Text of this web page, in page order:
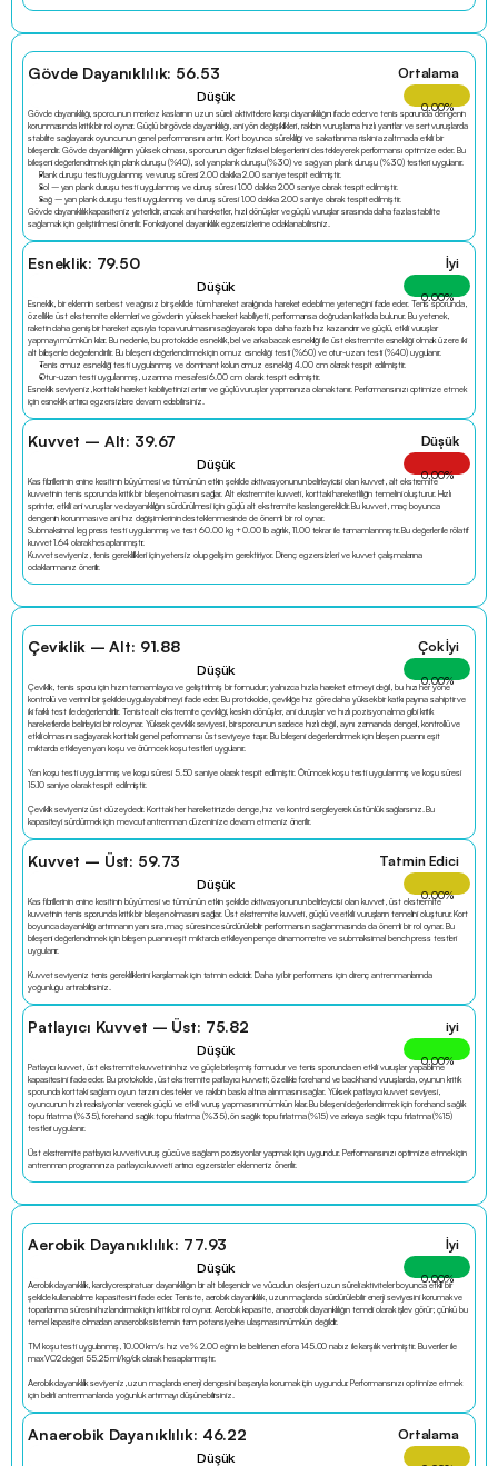
Gövde Dayanıklılık: 56.53
Ortalama
Düşük
0.00%
Gövde dayanıklılığı, sporcunun merkez kaslarının uzun süreli aktivitelere karşı dayanıklılığını ifade eder ve tenis sporunda dengenin
korunmasında kritik bir rol oynar. Güçlü bir gövde dayanıklılığı, ani yön değişiklikleri, rakibin vuruşlarına hızlı yanıtlar ve sert vuruşlarda
stabilite sağlayarak oyuncunun genel performansını artırır. Kort boyunca sürekliliği ve sakatlanma riskini azaltmada etkili bir
bileşendir. Gövde dayanıklılığının yüksek olması, sporcunun diğer fiziksel bileşenlerini destekleyerek performansı optimize eder. Bu
bileşeni değerlendirmek için plank duruşu (%40), sol yan plank duruşu (%30) ve sağ yan plank duruşu (%30) testleri uygulanır.
Plank duruşu testi uygulanmış ve vuruş süresi 2.00 dakika 2.00 saniye tespit edilmiştir.
Sol – yan plank duruşu testi uygulanmış ve duruş süresi 1.00 dakika 2.00 saniye olarak tespit edilmiştir.
Sağ – yan plank duruşu testi uygulanmış ve duruş süresi 1.00 dakika 2.00 saniye olarak tespit edilmiştir.
Gövde dayanıklılık kapasiteniz yeterlidir, ancak ani hareketler, hızlı dönüşler ve güçlü vuruşlar sırasında daha fazla stabilite
sağlamak için geliştirilmesi önerilir. Fonksiyonel dayanıklılık egzersizlerine odaklanabilirsiniz.
Esneklik: 79.50
İyi
Düşük
0.00%
Esneklik, bir eklemin serbest ve ağrısız bir şekilde tüm hareket aralığında hareket edebilme yeteneğini ifade eder. Tenis sporunda,
özellikle üst ekstremite eklemleri ve gövdenin yüksek hareket kabiliyeti, performansa doğrudan katkıda bulunur. Bu yetenek,
raketin daha geniş bir hareket açısıyla topa vurulmasını sağlayarak topa daha fazla hız kazandırır ve güçlü, etkili vuruşlar
yapmayı mümkün kılar. Bu nedenle, bu protokolde esneklik, bel ve arka bacak esnekliği ile üst ekstremite esnekliği olmak üzere iki
alt bileşenle değerlendirilir. Bu bileşeni değerlendirmek için omuz esnekliği testi (%60) ve otur-uzan testi (%40) uygulanır.
Tenis omuz esnekliği testi uygulanmış ve dominant kolun omuz esnekliği 4.00 cm olarak tespit edilmiştir.
Otur-uzan testi uygulanmış, uzanma mesafesi 6.00 cm olarak tespit edilmiştir.
Esneklik seviyeniz, korttaki hareket kabiliyetinizi artırır ve güçlü vuruşlar yapmanıza olanak tanır. Performansınızı optimize etmek
için esneklik artırıcı egzersizlere devam edebilirsiniz.
Kuvvet – Alt: 39.67
Düşük
Düşük
0.00%
Kas fibrillerinin enine kesitinin büyümesi ve tümünün etkin şekilde aktivasyonunun belirleyicisi olan kuvvet, alt ekstremite
kuvvetinin tenis sporunda kritik bir bileşen olmasını sağlar. Alt ekstremite kuvveti, korttaki hareketliliğin temelini oluşturur. Hızlı
sprinter, etkili ani vuruşlar ve dayanıklılığın sürdürülmesi için güçlü alt ekstremite kasları gereklidir. Bu kuvvet, maç boyunca
dengenin korunması ve ani hız değişimlerinin desteklenmesinde de önemli bir rol oynar.
Submaksimal leg press testi uygulanmış ve test 60.00 kg + 0.00 lb ağırlık, 11.00 tekrar ile tamamlanmıştır. Bu değerler ile rölatif
kuvvet 1.64 olarak hesaplanmıştır.
Kuvvet seviyeniz, tenis gereklilikleri için yetersiz olup gelişim gerektiriyor. Direnç egzersizleri ve kuvvet çalışmalarına
odaklanmanız önerilir.
Çeviklik – Alt: 91.88
Çok İyi
Düşük
0.00%
Çeviklik, tenis sporu için hızın tamamlayıcı ve geliştirilmiş bir formudur; yalnızca hızla hareket etmeyi değil, bu hızı her yöne
kontrollü ve verimli bir şekilde uygulayabilmeyi ifade eder. Bu protokolde, çevikliğe hız göre daha yüksek bir katkı payına sahiptir ve
iki farklı test ile değerlendirilir. Teniste alt ekstremite çevikliği, keskin dönüşler, ani duruşlar ve hızlı pozisyon alma gibi kritik
hareketlerde belirleyici bir rol oynar. Yüksek çeviklik seviyesi, bir sporcunun sadece hızlı değil, aynı zamanda dengeli, kontrollü ve
etkili olmasını sağlayarak korttaki genel performansı üst seviyeye taşır. Bu bileşeni değerlendirmek için bileşen puanını eşit
miktarda etkileyen yan koşu ve örümcek koşu testleri uygulanır.
Yan koşu testi uygulanmış ve koşu süresi 5.50 saniye olarak tespit edilmiştir. Örümcek koşu testi uygulanmış ve koşu süresi
15.10 saniye olarak tespit edilmiştir.
Çeviklik seviyeniz üst düzeydedir. Korttaki her hareketinizde denge, hız ve kontrol sergileyerek üstünlük sağlarsınız. Bu
kapasiteyi sürdürmek için mevcut antrenman düzeninize devam etmeniz önerilir.
Kuvvet – Üst: 59.73
Tatmin Edici
Düşük
0.00%
Kas fibrillerinin enine kesitinin büyümesi ve tümünün etkin şekilde aktivasyonunun belirleyicisi olan kuvvet, üst ekstremite
kuvvetinin tenis sporunda kritik bir bileşen olmasını sağlar. Üst ekstremite kuvveti, güçlü ve etkili vuruşların temelini oluşturur. Kort
boyunca dayanıklılığı artırmanın yanı sıra, maç süresince sürdürülebilir performansın sağlanmasında da önemli bir rol oynar. Bu
bileşeni değerlendirmek için bileşen puanını eşit miktarda etkileyen pençe dinamometre ve submaksimal bench press testleri
uygulanır.
Kuvvet seviyeniz tenis gerekliliklerini karşılamak için tatmin edicidir. Daha iyi bir performans için direnç antrenmanlarında
yoğunluğu artırabilirsiniz.
Patlayıcı Kuvvet – Üst: 75.82
iyi
Düşük
0.00%
Patlayıcı kuvvet, üst ekstremite kuvvetinin hız ve güçle birleşmiş formudur ve tenis sporunda en etkili vuruşlar yapabilme
kapasitesini ifade eder. Bu protokolde, üst ekstremite patlayıcı kuvveti; özellikle forehand ve backhand vuruşlarda, oyunun kritik
sporunda korttaki sağlam oyun tarzını destekler ve rakibin baskı altına alınmasını sağlar. Yüksek patlayıcı kuvvet seviyesi,
oyuncunun hızlı reaksiyonlar vererek güçlü ve etkili vuruş yapmasını mümkün kılar. Bu bileşeni değerlendirmek için forehand sağlık
topu fırlatma (%35), forehand sağlık topu fırlatma (%35), ön sağlık topu fırlatma (%15) ve arkaya sağlık topu fırlatma (%15)
testleri uygulanır.
Üst ekstremite patlayıcı kuvveti vuruş gücü ve sağlam pozisyonlar yapmak için uygundur. Performansınızı optimize etmek için
antrenman programınıza patlayıcı kuvveti artırıcı egzersizler eklemeniz önerilir.
Aerobik Dayanıklılık: 77.93
İyi
Düşük
0.00%
Aerobik dayanıklılık, kardiyorespiratuar dayanıklılığın bir alt bileşenidir ve vücudun oksijeni uzun süreli aktiviteler boyunca etkili bir
şekilde kullanabilme kapasitesini ifade eder. Teniste, aerobik dayanıklılık, uzun maçlarda sürdürülebilir enerji seviyesini korumak ve
toparlanma süresini hızlandırmak için kritik bir rol oynar. Aerobik kapasite, anaerobik dayanıklılığın temeli olarak işlev görür; çünkü bu
temel kapasite olmadan anaerobik sistemin tam potansiyeline ulaşması mümkün değildir.
TM koşu testi uygulanmış, 10.00 km/s hız ve % 2.00 eğim ile belirlenen efora 145.00 nabız ile karşılık verilmiştir. Bu veriler ile
maxVO2 değeri 55.25 ml/kg/dk olarak hesaplanmıştır.
Aerobik dayanıklılık seviyeniz, uzun maçlarda enerji dengesini başarıyla korumak için uygundur. Performansınızı optimize etmek
için belirli antrenmanlarda yoğunluk artırmayı düşünebilirsiniz.
Anaerobik Dayanıklılık: 46.22
Ortalama
Düşük